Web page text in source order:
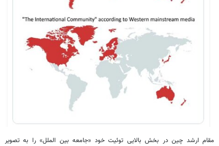
مقام ارشد چین در بخش بالایی توئیت خود «جامعه بین الملل» را به تصویر